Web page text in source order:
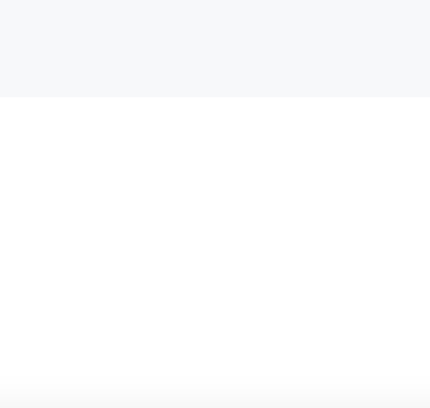
: responsabledetraitement@legavox.fr. Vous avez également le